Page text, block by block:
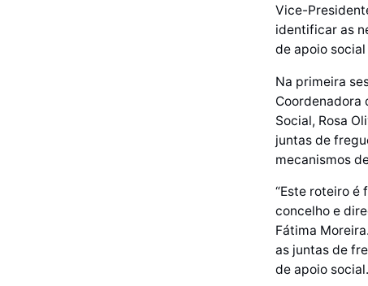
Vice-
identificar as
de apoio
Na primeira
Coordenadora
Social, Rosa
juntas de
mecanismos
“Este roteiro é
concelho e
Fátima
as juntas de
de apoio social.